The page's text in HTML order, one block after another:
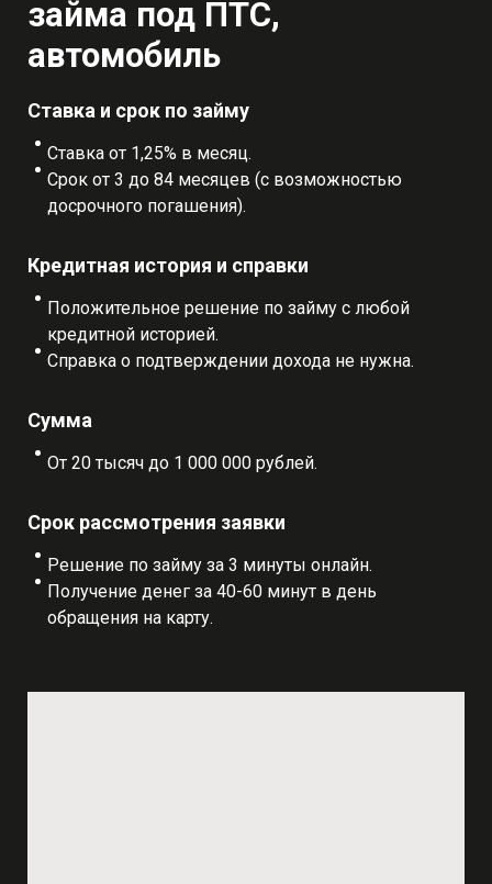
займа под ПТС,
автомобиль
Ставка и срок по займу
Ставка от 1,25% в месяц.
Срок от 3 до 84 месяцев (с возможностью
досрочного погашения).
Кредитная история и справки
Положительное решение по займу с любой
кредитной историей.
Справка о подтверждении дохода не нужна.
Сумма
От 20 тысяч до 1 000 000 рублей.
Срок рассмотрения заявки
Решение по займу за 3 минуты онлайн.
Получение денег за 40-60 минут в день
обращения на карту.